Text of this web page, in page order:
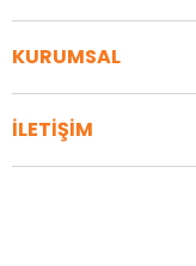
KURUMSAL
İLETİŞİM